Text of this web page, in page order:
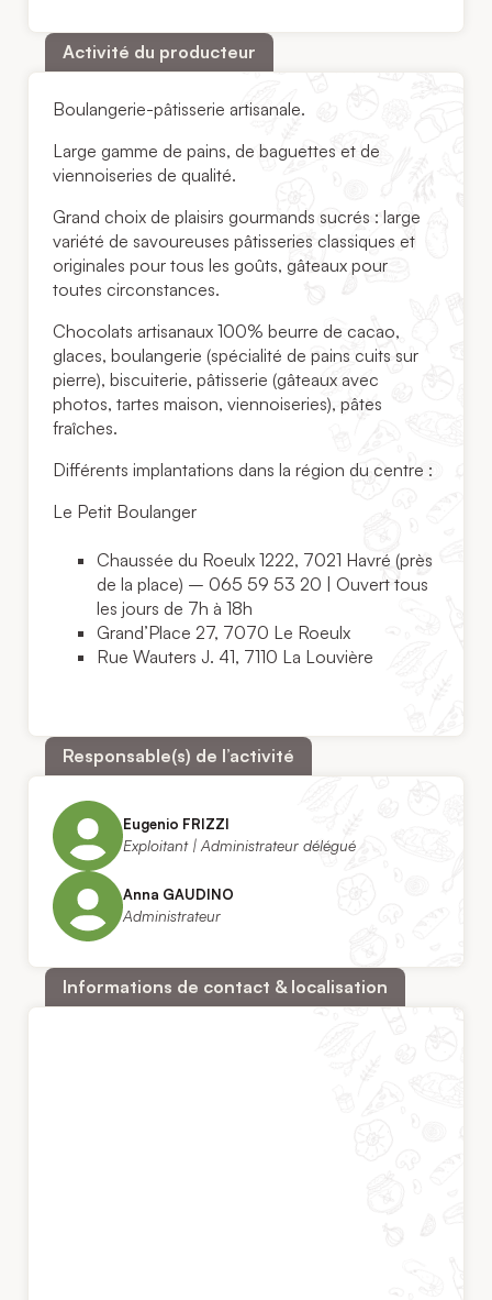
Activité du producteur
Boulangerie-pâtisserie artisanale.
Large gamme de pains, de baguettes et de
viennoiseries de qualité.
Grand choix de plaisirs gourmands sucrés : large
variété de savoureuses pâtisseries classiques et
originales pour tous les goûts, gâteaux pour
toutes circonstances.
Chocolats artisanaux 100% beurre de cacao,
glaces, boulangerie (spécialité de pains cuits sur
pierre), biscuiterie, pâtisserie (gâteaux avec
photos, tartes maison, viennoiseries), pâtes
fraîches.
Différents implantations dans la région du centre :
Le Petit Boulanger
Chaussée du Roeulx 1222, 7021 Havré (près
de la place) – 065 59 53 20 | Ouvert tous
les jours de 7h à 18h
Grand’Place 27, 7070 Le Roeulx
Rue Wauters J. 41, 7110 La Louvière
Responsable(s) de l’activité
Eugenio FRIZZI
Exploitant | Administrateur délégué
Anna GAUDINO
Administrateur
Informations de contact & localisation